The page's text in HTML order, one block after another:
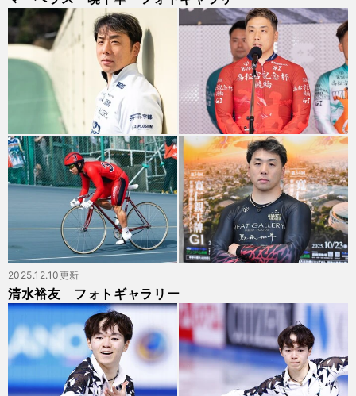
清水裕友 フォトギャラリー
2025.12.10更新